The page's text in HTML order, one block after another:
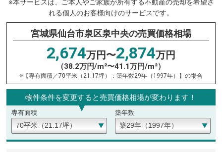
※本サービスは、ご本人やご家族が所有する不動産の売却を希望さ
れる個人のお客様向けのサービスです。
宮城県仙台市泉区泉中央の売買価格相場
2,674万円〜2,874万円
（38.2万円/m²〜41.1万円/m²）
※【専有面積／70平米（21.17坪）：築年数29年（1997年）】の場合
物件条件を変更すると売買価格相場が変わります！
専有面積 築年数